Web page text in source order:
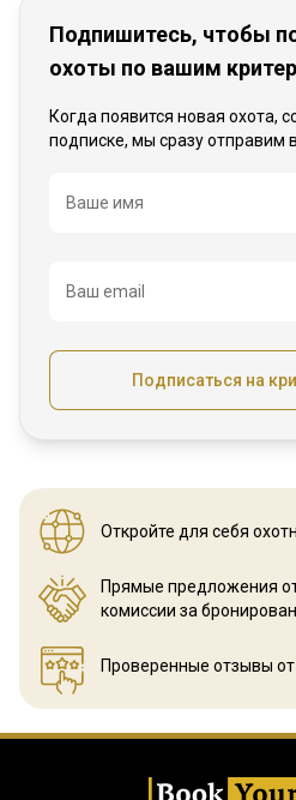
Подпишитесь, чтобы
охоты по вашим
Когда появится новая охота,
подписке, мы сразу отправим
Название
Ваше имя
Ваш email
Подписаться на
Откройте для себя
Прямые предложения
комиссии за
Проверенные отзывы